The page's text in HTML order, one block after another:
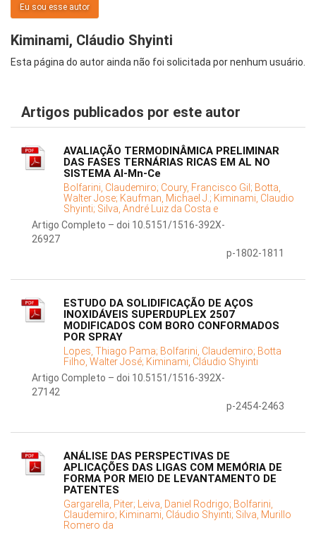
Eu sou esse autor
Kiminami, Cláudio Shyinti
Esta página do autor ainda não foi solicitada por nenhum usuário.
Artigos publicados por este autor
AVALIAÇÃO TERMODINÂMICA PRELIMINAR
DAS FASES TERNÁRIAS RICAS EM AL NO
SISTEMA Al-Mn-Ce
Bolfarini, Claudemiro; Coury, Francisco Gil; Botta,
Walter Jose; Kaufman, Michael J.; Kiminami, Claudio
Shyinti; Silva, André Luiz da Costa e
Artigo Completo – doi 10.5151/1516-392X-
26927
p-1802-1811
ESTUDO DA SOLIDIFICAÇÃO DE AÇOS
INOXIDÁVEIS SUPERDUPLEX 2507
MODIFICADOS COM BORO CONFORMADOS
POR SPRAY
Lopes, Thiago Pama; Bolfarini, Claudemiro; Botta
Filho, Walter José; Kiminami, Cláudio Shyinti
Artigo Completo – doi 10.5151/1516-392X-
27142
p-2454-2463
ANÁLISE DAS PERSPECTIVAS DE
APLICAÇÕES DAS LIGAS COM MEMÓRIA DE
FORMA POR MEIO DE LEVANTAMENTO DE
PATENTES
Gargarella, Piter; Leiva, Daniel Rodrigo; Bolfarini,
Claudemiro; Kiminami, Cláudio Shyinti; Silva, Murillo
Romero da